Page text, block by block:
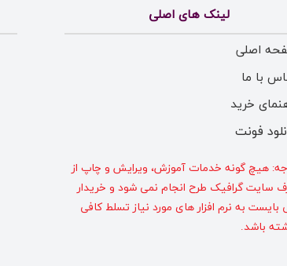
لینک های اصلی
اصلی
با ما
خرید
فونت
هیچ گونه خدمات آموزش، ویرایش و چاپ از
سایت گرافیک طرح انجام نمی شود و خریدار
بایست به نرم افزار های مورد نیاز تسلط کافی
باشد.